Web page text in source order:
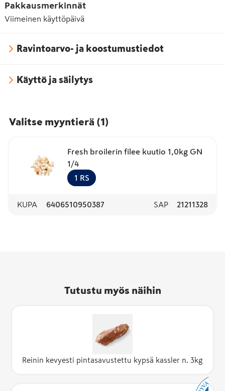
Pakkausmerkinnät
Viimeinen käyttöpäivä
Ravintoarvo- ja koostumustiedot
Käyttö ja säilytys
Valitse myyntierä (1)
Fresh broilerin filee kuutio 1,0kg GN
1/4
1 RS
KUPA 6406510950387 SAP 21211328
Tutustu myös näihin
Reinin kevyesti pintasavustettu kypsä kassler n. 3kg